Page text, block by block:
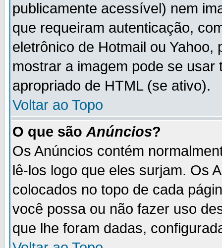
publicamente acessível) nem
que requeiram autenticação,
eletrônico de Hotmail ou
mostrar a imagem pode se
apropriado de HTML (se ativo).
Voltar ao Topo
O que são Anúncios?
Os Anúncios contém
lê-los logo que eles surjam. Os
colocados no topo de cada
você possa ou não fazer uso
que lhe foram dadas,